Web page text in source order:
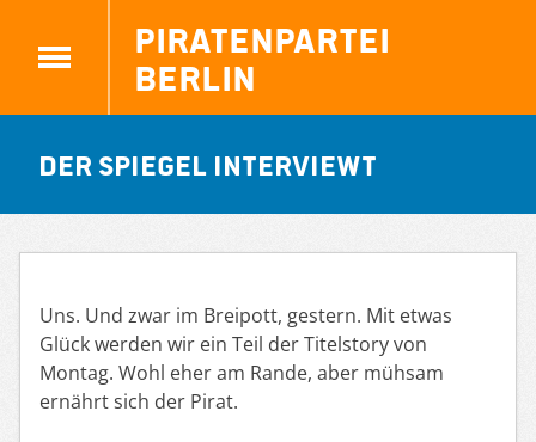
Piratenpartei
Berlin
Der Spiegel Interviewt
Uns. Und zwar im Breipott, gestern. Mit etwas
Glück werden wir ein Teil der Titelstory von
Montag. Wohl eher am Rande, aber mühsam
ernährt sich der Pirat.